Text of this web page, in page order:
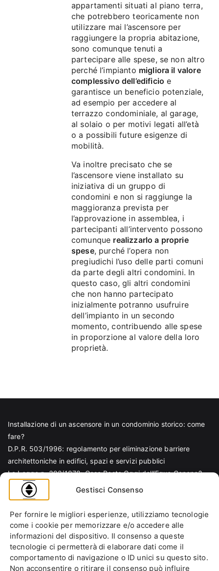
Gestisci Consenso
Per fornire le migliori esperienze, utilizziamo tecnologie
come i cookie per memorizzare e/o accedere alle
informazioni del dispositivo. Il consenso a queste
tecnologie ci permetterà di elaborare dati come il
comportamento di navigazione o ID unici su questo sito.
Non acconsentire o ritirare il consenso può influire
appartamenti situati al piano terra,
che potrebbero teoricamente non
utilizzare mai l’ascensore per
raggiungere la propria abitazione,
sono comunque tenuti a
partecipare alle spese, se non altro
perché l’impianto migliora il valore
complessivo dell’edificio e
garantisce un beneficio potenziale,
ad esempio per accedere al
terrazzo condominiale, al garage,
al solaio o per motivi legati all’età
o a possibili future esigenze di
mobilità.
Va inoltre precisato che se
l’ascensore viene installato su
iniziativa di un gruppo di
condomini e non si raggiunge la
maggioranza prevista per
l’approvazione in assemblea, i
partecipanti all’intervento possono
comunque realizzarlo a proprie
spese, purché l’opera non
pregiudichi l’uso delle parti comuni
da parte degli altri condomini. In
questo caso, gli altri condomini
che non hanno partecipato
inizialmente potranno usufruire
dell’impianto in un secondo
momento, contribuendo alle spese
in proporzione al valore della loro
proprietà.
Installazione di un ascensore in un condominio storico: come
fare?
D.P.R. 503/1996: regolamento per eliminazione barriere
architettoniche in edifici, spazi e servizi pubblici
La Legge n. 392/1978: Cosa Resta Oggi dell’Equo Canone?
Legge Regionale n. 6/1989: Analisi Tecnica per Progettisti e
Amministratori
Norma EN 81-70 e sicurezza nella progettazione ascensore
Ascensore Condominiale
Barriere Architettoniche
Codice Civile
Condominio